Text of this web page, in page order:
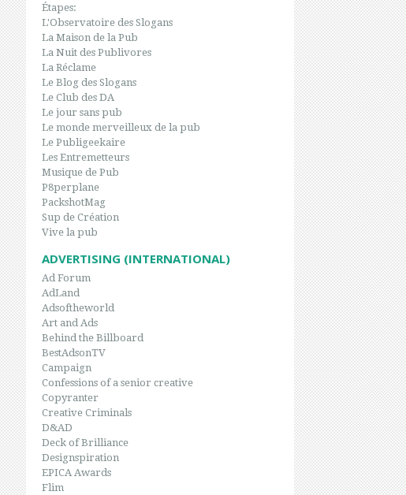
Étapes:
L'Observatoire des Slogans
La Maison de la Pub
La Nuit des Publivores
La Réclame
Le Blog des Slogans
Le Club des DA
Le jour sans pub
Le monde merveilleux de la pub
Le Publigeekaire
Les Entremetteurs
Musique de Pub
P8perplane
PackshotMag
Sup de Création
Vive la pub
ADVERTISING (INTERNATIONAL)
Ad Forum
AdLand
Adsoftheworld
Art and Ads
Behind the Billboard
BestAdsonTV
Campaign
Confessions of a senior creative
Copyranter
Creative Criminals
D&AD
Deck of Brilliance
Designspiration
EPICA Awards
Flim